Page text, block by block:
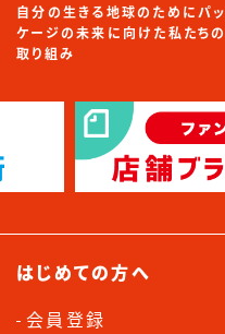
自分の生きる地球のためにパッ
ケージの未来に向けた私たちの
取り組み
はじめての方へ
会員登録